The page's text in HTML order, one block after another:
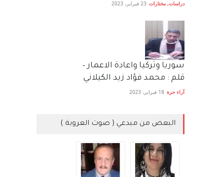
دراسات, مختارات 23 فبراير، 2023
سوريا وتركيا واعادة الاعمار –
قلم : محمد فؤاد زيد الكيلاني
آراء حرة 18 فبراير، 2023
البعض من مبدعي ( صوت العروبة )